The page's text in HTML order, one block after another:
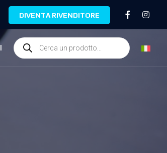
DIVENTA RIVENDITORE